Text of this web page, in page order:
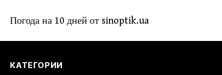
Погода на 10 дней от sinoptik.ua
КАТЕГОРИИ